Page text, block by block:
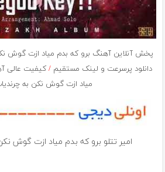
پخش آنلاین آهنگ برو که بدم میاد ازت گوش
دانلود پرسرعت و لینک مستقیم /کیفیت عالی
میاد ازت گوش نکن به
امیر تتلو برو که بدم میاد ازت گوش